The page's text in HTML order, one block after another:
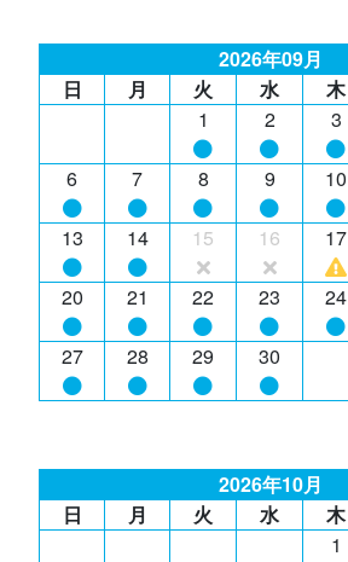
2026年09月
日
月 火 水 木
1
2 3
6 7 8 9 10
13 14 15 16 17
20 21 22 23 24
27 28 29 30
2026年10月
日
月 火 水 木
1